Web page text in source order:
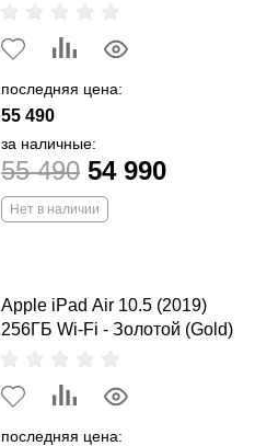
последняя цена:
55 490
за наличные:
55 490 54 990
Нет в наличии
Apple iPad Air 10.5 (2019)
256ГБ Wi-Fi - Золотой (Gold)
последняя цена: